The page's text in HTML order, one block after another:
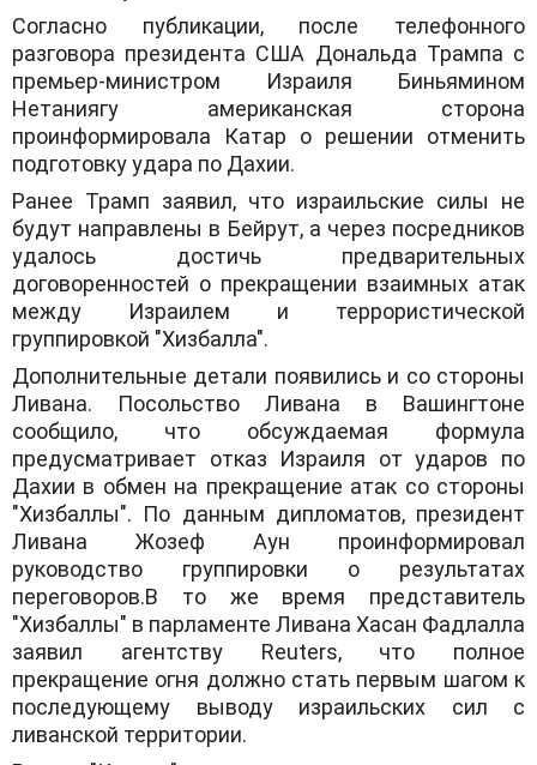
Согласно публикации, после телефонного
разговора президента США Дональда Трампа с
премьер-министром Израиля Биньямином
Нетаниягу американская сторона
проинформировала Катар о решении отменить
подготовку удара по Дахии.
Ранее Трамп заявил, что израильские силы не
будут направлены в Бейрут, а через посредников
удалось достичь предварительных
договоренностей о прекращении взаимных атак
между Израилем и террористической
группировкой "Хизбалла".
Дополнительные детали появились и со стороны
Ливана. Посольство Ливана в Вашингтоне
сообщило, что обсуждаемая формула
предусматривает отказ Израиля от ударов по
Дахии в обмен на прекращение атак со стороны
"Хизбаллы". По данным дипломатов, президент
Ливана Жозеф Аун проинформировал
руководство группировки о результатах
переговоров.В то же время представитель
"Хизбаллы" в парламенте Ливана Хасан Фадлалла
заявил агентству Reuters, что полное
прекращение огня должно стать первым шагом к
последующему выводу израильских сил с
ливанской территории.